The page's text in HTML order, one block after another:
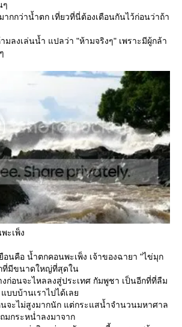
ๆ
ากกว่าน้ำตก เที่ยวที่นี่ต้องเตือนกันไว้ก่อนว่าถ้า
มลงเล่นน้ำ แปลว่า "ห้ามจริงๆ" เพราะมีผู้กล้า
ะเพ็ง
อนคือ น้ำตกคอนพะเพ็ง เจ้าของฉายา "ไข่มุก
มีขนาดใหญ่ที่สุดใน
ก่อนจะไหลลงสู่ประเทศ กัมพูชา เป็นอีกที่ที่ลืม
บบบ้านเราไปได้เล
จะไม่สูงมากนัก แต่กระแสน้ำจำนวนมหาศาล
มกระหน่ำลงมาจาก